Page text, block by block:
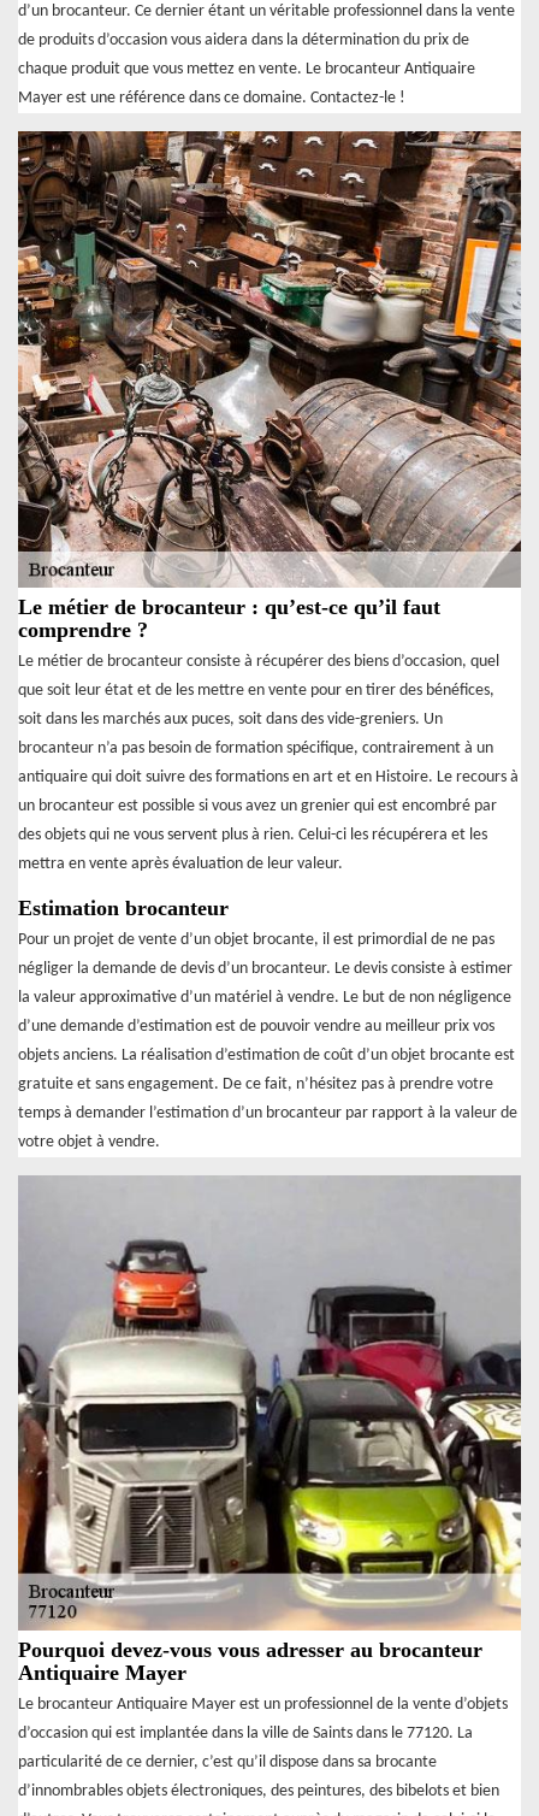
d’un brocanteur. Ce dernier étant un véritable professionnel dans la vente
de produits d’occasion vous aidera dans la détermination du prix de
chaque produit que vous mettez en vente. Le brocanteur Antiquaire
Mayer est une référence dans ce domaine. Contactez-le !
Le métier de brocanteur : qu’est-ce qu’il faut
comprendre ?
Le métier de brocanteur consiste à récupérer des biens d’occasion, quel
que soit leur état et de les mettre en vente pour en tirer des bénéfices,
soit dans les marchés aux puces, soit dans des vide-greniers. Un
brocanteur n’a pas besoin de formation spécifique, contrairement à un
antiquaire qui doit suivre des formations en art et en Histoire. Le recours à
un brocanteur est possible si vous avez un grenier qui est encombré par
des objets qui ne vous servent plus à rien. Celui-ci les récupérera et les
mettra en vente après évaluation de leur valeur.
Estimation brocanteur
Pour un projet de vente d’un objet brocante, il est primordial de ne pas
négliger la demande de devis d’un brocanteur. Le devis consiste à estimer
la valeur approximative d’un matériel à vendre. Le but de non négligence
d’une demande d’estimation est de pouvoir vendre au meilleur prix vos
objets anciens. La réalisation d’estimation de coût d’un objet brocante est
gratuite et sans engagement. De ce fait, n’hésitez pas à prendre votre
temps à demander l’estimation d’un brocanteur par rapport à la valeur de
votre objet à vendre.
Pourquoi devez-vous vous adresser au brocanteur
Antiquaire Mayer
Le brocanteur Antiquaire Mayer est un professionnel de la vente d’objets
d’occasion qui est implantée dans la ville de Saints dans le 77120. La
particularité de ce dernier, c’est qu’il dispose dans sa brocante
d’innombrables objets électroniques, des peintures, des bibelots et bien